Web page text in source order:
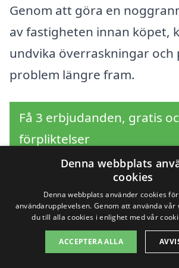
Genom att göra en
av fastigheten innan köpet,
undvika överraskningar och
problem längre fram.
Få 3 erbjudanden, gratis
förpliktelser
Sök efter en
professionell för
Denna webbplats
cookies
Denna webbplats använder cookies
användarupplevelsen. Genom att använda
du till alla cookies i enlighet med vår
ACCEPTERA ALLA